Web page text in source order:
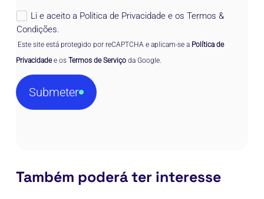
Li e aceito a Política de Privacidadee os Termos &
Condições.
Este site está protegido por reCAPTCHA e aplicam-se a Política de
Privacidade e os Termos de Serviço da Google.
Submeter
Também poderá ter interesse